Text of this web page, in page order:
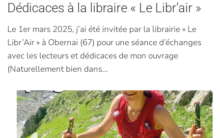
Dédicaces à la libraire « Le Libr’air »
Le 1er mars 2025, j’ai été invitée par la librairie « Le
Libr’Air » à Obernai (67) pour une séance d’échanges
avec les lecteurs et dédicaces de mon ouvrage
(Naturellement bien dans…